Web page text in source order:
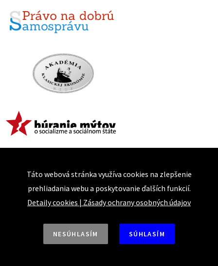
Táto webová stránka využíva cookies na zlepšenie
prehliadania webu a poskytovanie ďalších funkcií.
Detaily cookies | Zásady ochrany osobných údajov
NESÚHLASÍM SÚHLASÍM